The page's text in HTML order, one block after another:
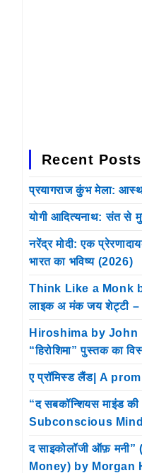
Recent Posts
प्रयागराज कुंभ मेला:
योगी आदित्यनाथ: संत से
नरेंद्र मोदी: एक
भारत का भविष्य (2026)
Think Like a Monk
लाइक अ मंक जय शेट्टी –
Hiroshima by John
“हिरोशिमा” पुस्तक का
ए प्रॉमिस्ड लैंड| A
“द सबकॉन्शियस माइंड
Subconscious Mind)
द साइकोलॉजी ऑफ़
Money) by Morgan